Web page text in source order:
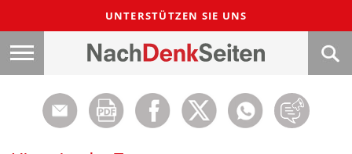
UNTERSTÜTZEN SIE UNS